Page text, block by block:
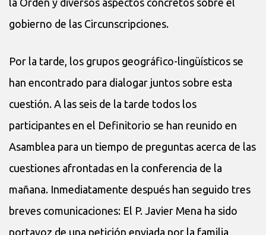
la Orden y diversos aspectos concretos sobre el
gobierno de las Circunscripciones.
Por la tarde, los grupos geográfico-lingüísticos se
han encontrado para dialogar juntos sobre esta
cuestión. A las seis de la tarde todos los
participantes en el Definitorio se han reunido en
Asamblea para un tiempo de preguntas acerca de las
cuestiones afrontadas en la conferencia de la
mañana. Inmediatamente después han seguido tres
breves comunicaciones: El P. Javier Mena ha sido
portavoz de una petición enviada por la familia